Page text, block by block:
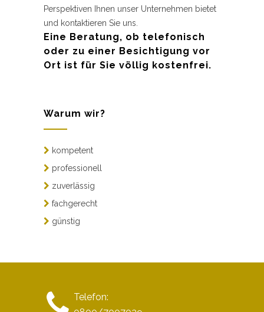
Perspektiven Ihnen unser Unternehmen bietet
und kontaktieren Sie uns.
Eine Beratung, ob telefonisch
oder zu einer Besichtigung vor
Ort ist für Sie völlig kostenfrei.
Warum wir?
kompetent
professionell
zuverlässig
fachgerecht
günstig
Telefon: